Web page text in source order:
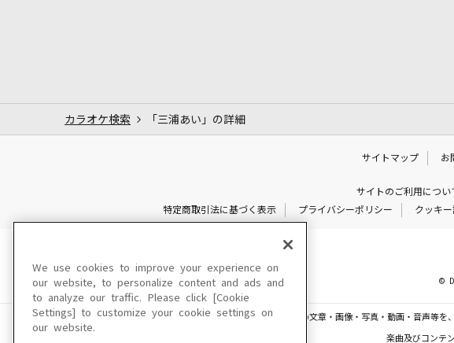
カラオケ検索 「三浦あい」の詳細
サイトマップ お
サイトのご利用につい
特定商取引法に基づく表示
プライバシーポリシー クッキー
©
このサイトに掲載されている一切の文章・画像・写真・動画・音声等
楽曲及びコンテ
We use cookies to improve your experience on
our website, to personalize content and ads and
to analyze our traffic. Please click [Cookie
Settings] to customize your cookie settings on
our website.